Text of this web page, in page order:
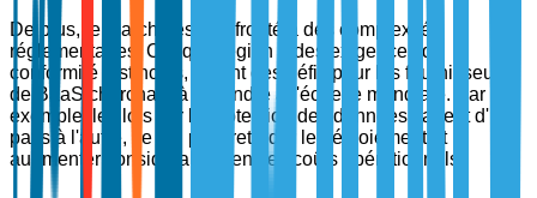
De plus, le marché est confronté à des complexités
réglementaires. Chaque région a des exigences de
conformité distinctes, créant des défis pour les fournisseurs
de BaaS cherchant à s'étendre à l'échelle mondiale. Par
exemple, les lois sur la protection des données varient d'un
pays à l'autre, ce qui peut retarder le déploiement et
augmenter considérablement les coûts opérationnels.